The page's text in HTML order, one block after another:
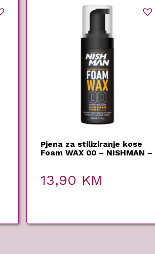
Pjena za stiliziranje kose
Foam WAX 00 – NISHMAN –
13,90 KM